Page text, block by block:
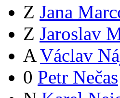
Z Jana
Z Jaroslav
A Václav
0 Petr Nečas